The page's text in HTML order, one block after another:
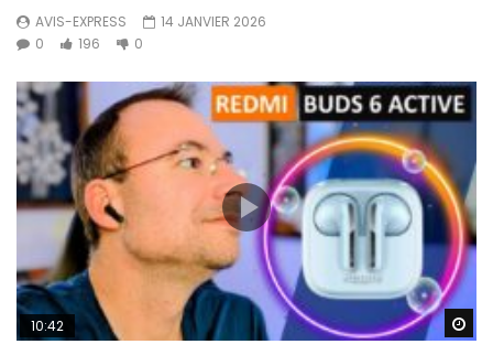
AVIS-EXPRESS
14 JANVIER 2026
0
196 0
10:42